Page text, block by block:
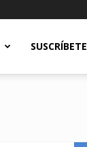
SUSCRÍBETE